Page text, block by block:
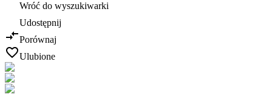
Wróć do wyszukiwarki
Udostępnij
Porównaj
Ulubione